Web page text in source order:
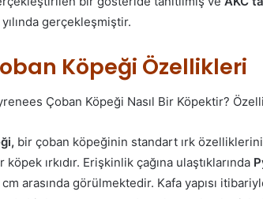
gerçekleşmiştir.
Köpeği Özellikleri
bir çoban köpeğinin standart ırk
ırkıdır. Erişkinlik çağına ulaştıklarında
arasında görülmektedir. Kafa yapısı itibariyle